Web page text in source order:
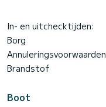
In- en uitchecktijden:
Borg
Annuleringsvoorwaarden
Brandstof
Boot